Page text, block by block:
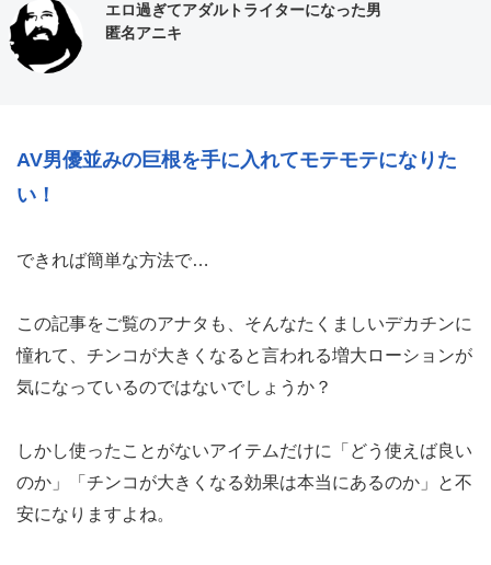
エロ過ぎてアダルトライターになった男
匿名アニキ
AV男優並みの巨根を手に入れてモテモテになりた
い！
できれば簡単な方法で…
この記事をご覧のアナタも、そんなたくましいデカチンに
憧れて、チンコが大きくなると言われる増大ローションが
気になっているのではないでしょうか？
しかし使ったことがないアイテムだけに「どう使えば良い
のか」「チンコが大きくなる効果は本当にあるのか」と不
安になりますよね。